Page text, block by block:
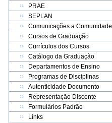
PRAE
SEPLAN
Comunicações a Comunidade
Cursos de Graduação
Currículos dos Cursos
Catálogo da Graduação
Departamentos de Ensino
Programas de Disciplinas
Autenticidade Documento
Representação Discente
Formulários Padrão
Links